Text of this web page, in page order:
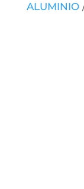
ALUMINIO/